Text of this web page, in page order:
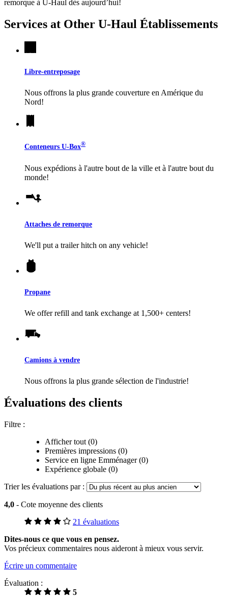
remorque à U-Haul dès aujourd’hui!
Services at Other U-Haul Établissements
Libre-entreposage
Nous offrons la plus grande couverture en Amérique du
Nord!
Conteneurs U-Box®
Nous expédions à l'autre bout de la ville et à l'autre bout du
monde!
Attaches de remorque
We'll put a trailer hitch on any vehicle!
Propane
We offer refill and tank exchange at 1,500+ centers!
Camions à vendre
Nous offrons la plus grande sélection de l'industrie!
Évaluations des clients
Filtre :
Afficher tout (0)
Premières impressions (0)
Service en ligne Emménager (0)
Expérience globale (0)
Trier les évaluations par :
4,0 - Cote moyenne des clients
21 évaluations
Dites-nous ce que vous en pensez.
Vos précieux commentaires nous aideront à mieux vous servir.
Écrire un commentaire
Évaluation :
5